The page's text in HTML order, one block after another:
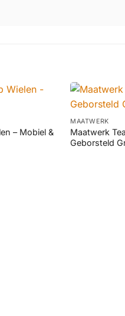
– Mobiel &
MAATWERK
Maatwerk
Geborsteld